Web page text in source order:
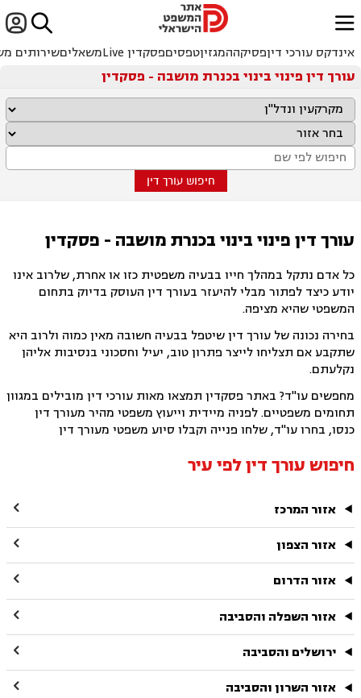

ﱐ
אינדקס עורכי דיןפסיקההמגזיןטפסיםפסקדין Live משאליםשירותים
עורך דין פינוי בינוי בכנרת מושבה - פסקדין
חיפוש עורך דין
עורך דין פינוי בינוי בכנרת מושבה - פסקדין
כל אדם נתקל במהלך חייו בבעיה משפטית כזו או אחרת, שלרוב אינו
יודע כיצד לפתור מבלי להיעזר בעורך דין העוסק בדיוק בתחום
המשפטי שהיא מציפה.
בחירה נכונה של עורך דין שיטפל בבעיה חשובה מאין כמוה ולרוב היא
שתקבע אם תצליחו לייצר פתרון טוב, יעיל וחסכוני בנסיבות אליהן
נקלעתם.
מחפשים עו"ד? באתר פסקדין תמצאו מאות עורכי דין מובילים במגוון
תחומים משפטיים. לפניה מיידית וייעוץ משפטי מהיר מעורך דין
כנסו, בחרו עו"ד, שלחו פנייה וקבלו סיוע משפטי מעורך דין
חיפוש עורך דין לפי עיר
אזור המרכז 
אזור הצפון 
אזור הדרום 
אזור השפלה והסביבה 
ירושלים והסביבה 
אזור השרון והסביבה 